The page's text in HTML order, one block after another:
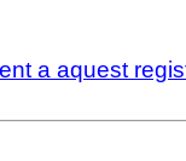
a aquest